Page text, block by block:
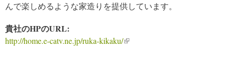
んで楽しめるような家造りを提供しています。
貴社のHPのURL:
http://home.e-catv.ne.jp/ruka-kikaku/(link is external)